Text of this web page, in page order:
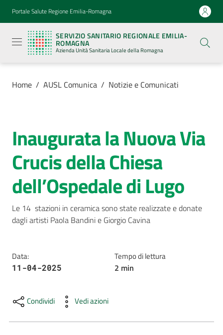
Vai al contenuto
Vai alla navigazione
Vai al footer
Portale Salute Regione Emilia-Romagna
SERVIZIO SANITARIO REGIONALE EMILIA-
ROMAGNA
Azienda Unità Sanitaria Locale della Romagna
Sanitario
Regionale
Emilia-
Romagna
Azienda
Sanitaria
Locale della
Azienda
Servizi
Luoghi
di
cura
Comunica
Home / AUSL Comunica / Notizie e Comunicati
Salta al contenuto
Inaugurata la Nuova Via
Crucis della Chiesa
dell’Ospedale di Lugo
Le 14  stazioni in ceramica sono state realizzate e donate
dagli artisti Paola Bandini e Giorgio Cavina
Data:
11-04-2025
Tempo di lettura
2 min
Condividi Vedi azioni